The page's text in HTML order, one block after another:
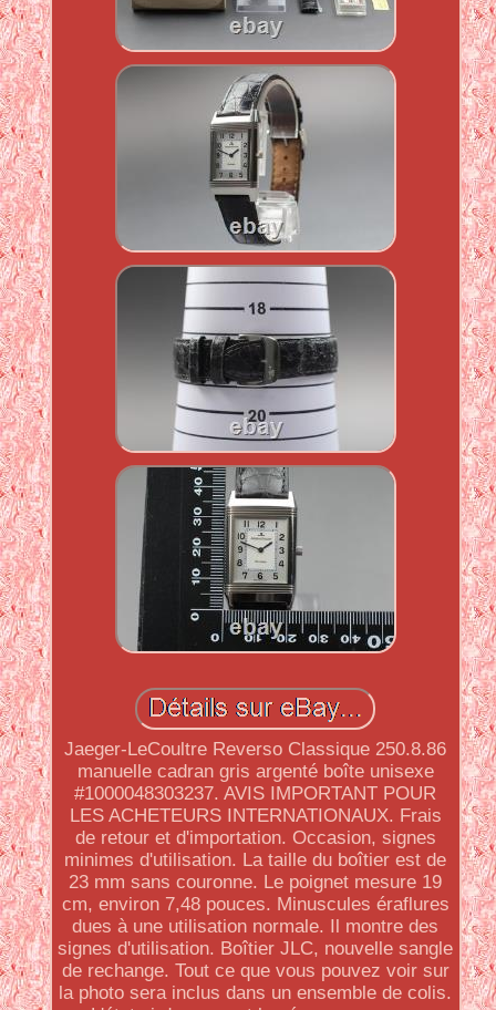
Jaeger-LeCoultre Reverso Classique 250.8.86
manuelle cadran gris argenté boîte unisexe
#1000048303237. AVIS IMPORTANT POUR
LES ACHETEURS INTERNATIONAUX. Frais
de retour et d'importation. Occasion, signes
minimes d'utilisation. La taille du boîtier est de
23 mm sans couronne. Le poignet mesure 19
cm, environ 7,48 pouces. Minuscules éraflures
dues à une utilisation normale. Il montre des
signes d'utilisation. Boîtier JLC, nouvelle sangle
de rechange. Tout ce que vous pouvez voir sur
la photo sera inclus dans un ensemble de colis.